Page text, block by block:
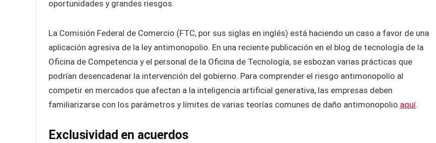
oportunidades y grandes riesgos.
La Comisión Federal de Comercio (FTC, por sus siglas en inglés) está haciendo un caso a favor de una
aplicación agresiva de la ley antimonopolio. En una reciente publicación en el blog de tecnología de la
Oficina de Competencia y el personal de la Oficina de Tecnología, se esbozan varias prácticas que
podrían desencadenar la intervención del gobierno. Para comprender el riesgo antimonopolio al
competir en mercados que afectan a la inteligencia artificial generativa, las empresas deben
familiarizarse con los parámetros y límites de varias teorías comunes de daño antimonopolio.aquí.
Exclusividad en acuerdos